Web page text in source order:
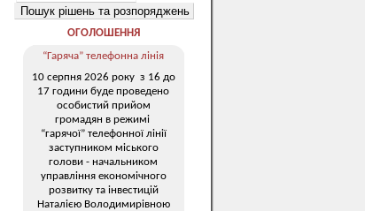
ОГОЛОШЕННЯ
“Гаряча” телефонна лінія
10 серпня 2026 року з 16 до
17 години буде проведено
особистий прийом
громадян в режимі
“гарячої” телефонної лінії
заступником міського
голови - начальником
управління економічного
розвитку та інвестицій
Наталією Володимирівною